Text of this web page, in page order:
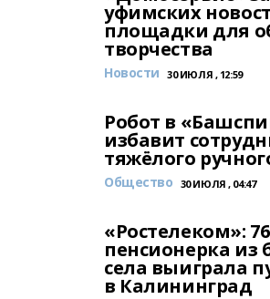
уфимских
площадки для
творчества
Новости 30 ИЮЛЯ , 12:59
Робот в
избавит
тяжёлого
Общество 30 ИЮЛЯ , 04:47
«Ростелеком»:
пенсионерка из
села выиграла
в Калининград